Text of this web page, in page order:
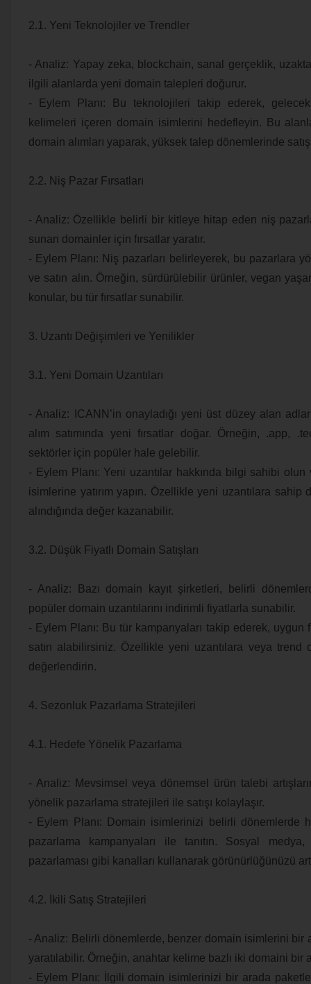
2.1. Yeni Teknolojiler ve Trendler
- Analiz: Yapay zeka, blockchain, sanal gerçeklik,
ilgili alanlarda yeni domain talepleri doğurur.
- Eylem Planı: Bu teknolojileri takip ederek,
kelimeleri içeren domain isimlerini hedefleyin. Bu
domain alımları yaparak, yüksek talep dönemlerinde
2.2. Niş Pazar Fırsatları
- Analiz: Özellikle belirli bir kitleye hitap eden niş
sunan domainler için fırsatlar yaratır.
- Eylem Planı: Niş pazarları belirleyerek, bu pazarlara
ve satın alın. Örneğin, sürdürülebilir ürünler, vegan
konular, bu tür fırsatlar sunabilir.
3. Uzantı Değişimleri ve Yenilikler
3.1. Yeni Domain Uzantıları
- Analiz: ICANN’in onayladığı yeni üst düzey alan
alım satımında yeni fırsatlar doğar. Örneğin, .app,
sektörler için popüler hale gelebilir.
- Eylem Planı: Yeni uzantılar hakkında bilgi sahibi
isimlerine yatırım yapın. Özellikle yeni uzantılara sahip
alındığında değer kazanabilir.
3.2. Düşük Fiyatlı Domain Satışları
- Analiz: Bazı domain kayıt şirketleri, belirli
popüler domain uzantılarını indirimli fiyatlarla sunabilir.
- Eylem Planı: Bu tür kampanyaları takip ederek,
satın alabilirsiniz. Özellikle yeni uzantılara veya
değerlendirin.
4. Sezonluk Pazarlama Stratejileri
4.1. Hedefe Yönelik Pazarlama
- Analiz: Mevsimsel veya dönemsel ürün talebi
yönelik pazarlama stratejileri ile satışı kolaylaşır.
- Eylem Planı: Domain isimlerinizi belirli dönemlerde
pazarlama kampanyaları ile tanıtın. Sosyal
pazarlaması gibi kanalları kullanarak görünürlüğünüzü
4.2. İkili Satış Stratejileri
- Analiz: Belirli dönemlerde, benzer domain isimlerini bir
yaratılabilir. Örneğin, anahtar kelime bazlı iki domaini bir
- Eylem Planı: İlgili domain isimlerinizi bir arada